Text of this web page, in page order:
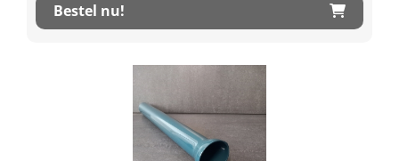
Bestel nu!